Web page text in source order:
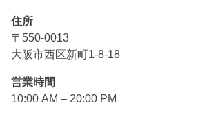
住所
〒550-0013
大阪市西区新町1-8-18
営業時間
10:00 AM – 20:00 PM